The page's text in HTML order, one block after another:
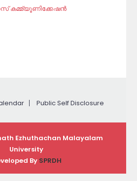
കമ്മ്യൂണിക്കേഷന്‍
Public Self Disclosure
Ezhuthachan Malayalam
University
By SPRDH